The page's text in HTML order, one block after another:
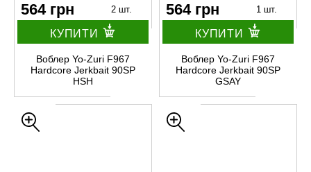
564 грн 2 шт.
КУПИТИ
Воблер Yo-Zuri F967
Hardcore Jerkbait 90SP
HSH
564 грн 1 шт.
КУПИТИ
Воблер Yo-Zuri F967
Hardcore Jerkbait 90SP
GSAY